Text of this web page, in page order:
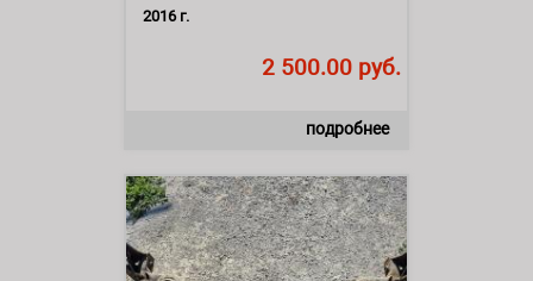
2016 г.
2 500.00 руб.
подробнее